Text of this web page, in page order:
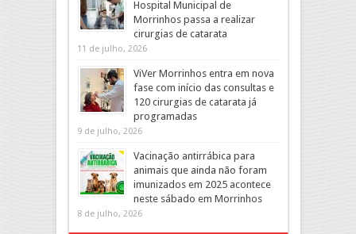
Hospital Municipal de
Morrinhos passa a realizar
cirurgias de catarata
11 de julho, 2026
ViVer Morrinhos entra em nova
fase com início das consultas e
120 cirurgias de catarata já
programadas
9 de julho, 2026
Vacinação antirrábica para
animais que ainda não foram
imunizados em 2025 acontece
neste sábado em Morrinhos
8 de julho, 2026